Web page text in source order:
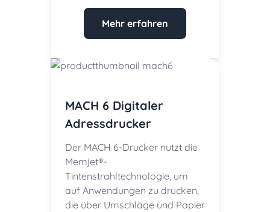
Mehr erfahren
MACH 6 Digitaler
Adressdrucker
Der MACH 6-Drucker nutzt die
Memjet®-
Tintenstrahltechnologie, um
auf Anwendungen zu drucken,
die über Umschläge und Papier